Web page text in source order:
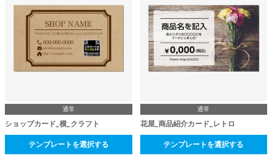
通常
ショップカード_横_クラフト
テンプレートを選択する
通常
花屋_商品紹介カード_レトロ
テンプレートを選択する